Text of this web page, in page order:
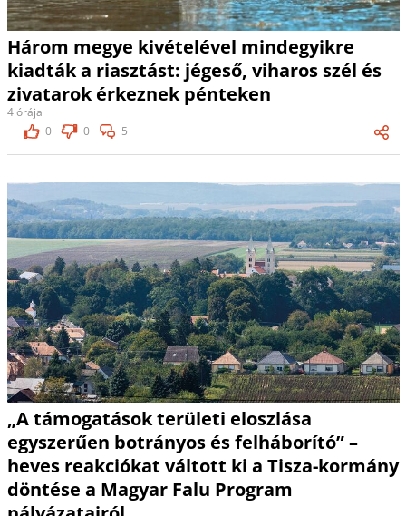
Három megye kivételével mindegyikre
kiadták a riasztást: jégeső, viharos szél és
zivatarok érkeznek pénteken
4 órája
0
0 5
„A támogatások területi eloszlása
egyszerűen botrányos és felháborító” –
heves reakciókat váltott ki a Tisza-kormány
döntése a Magyar Falu Program